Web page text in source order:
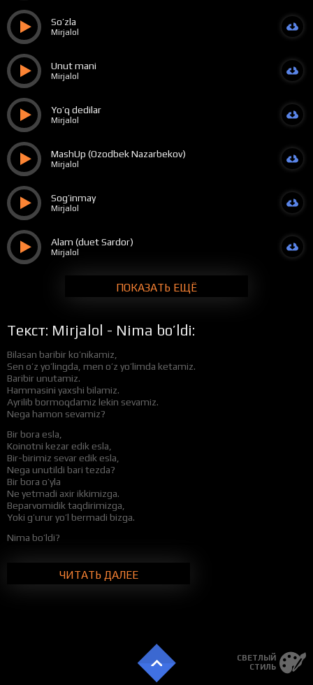
So’zla
Mirjalol
Unut mani
Mirjalol
Yo’q dedilar
Mirjalol
MashUp (Ozodbek Nazarbekov)
Mirjalol
Sog’inmay
Mirjalol
Alam (duet Sardor)
Mirjalol
ПОКАЗАТЬ ЕЩЁ
Текст: Mirjalol - Nima bo’ldi:
Bilasan baribir ko’nikamiz,
Sen o’z yo’lingda, men o’z yo’limda ketamiz.
Baribir unutamiz.
Hammasini yaxshi bilamiz.
Ayrilib bormoqdamiz lekin sevamiz.
Nega hamon sevamiz?
Bir bora esla,
Koinotni kezar edik esla,
Bir-birimiz sevar edik esla,
Nega unutildi bari tezda?
Bir bora o’yla
Ne yetmadi axir ikkimizga.
Beparvomidik taqdirimizga,
Yoki g’urur yo’l bermadi bizga.
Nima bo’ldi?
Nima bo’ldi?ЧИТАТЬ ДАЛЕЕ
СВЕТЛЫЙ
СТИЛЬ